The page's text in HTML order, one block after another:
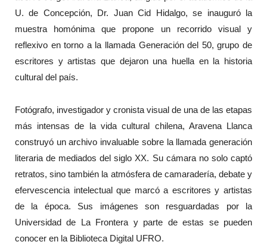
U. de Concepción, Dr. Juan Cid Hidalgo, se inauguró la
muestra homónima que propone un recorrido visual y
reflexivo en torno a la llamada Generación del 50, grupo de
escritores y artistas que dejaron una huella en la historia
cultural del país.
Fotógrafo, investigador y cronista visual de una de las etapas
más intensas de la vida cultural chilena, Aravena Llanca
construyó un archivo invaluable sobre la llamada generación
literaria de mediados del siglo XX. Su cámara no solo captó
retratos, sino también la atmósfera de camaradería, debate y
efervescencia intelectual que marcó a escritores y artistas
de la época. Sus imágenes son resguardadas por la
Universidad de La Frontera y parte de estas se pueden
conocer en la Biblioteca Digital UFRO.